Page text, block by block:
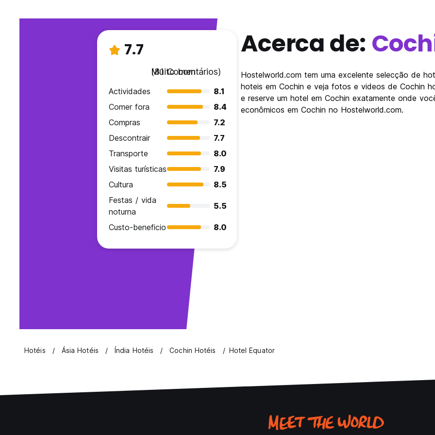
7.7
Muito bom
(81 Comentários)
Actividades
8.1
Comer fora
8.4
Compras
7.2
Descontrair
7.7
Transporte
8.0
Visitas turísticas
7.9
Cultura
8.5
Festas / vida
noturna
5.5
Custo-beneficio 8.0
Acerca de:
Hostelworld.com tem uma excelente selecção de
hoteis em Cochin e veja fotos e videos de Cochin
e reserve um hotel em Cochin exatamente onde
econômicos em Cochin no Hostelworld.com.
Hotéis Ásia Hotéis Índia Hotéis Cochin Hotéis Hotel Equator